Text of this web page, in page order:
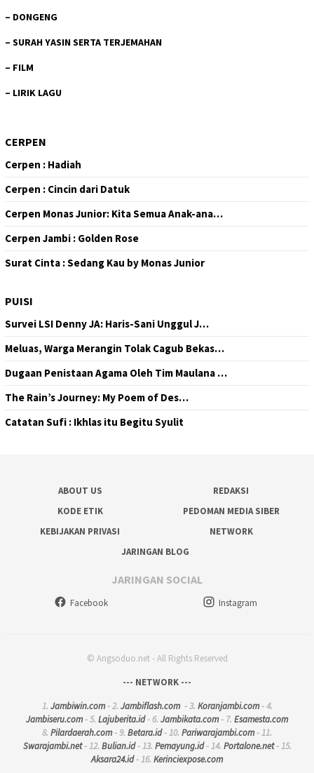
– DONGENG
– SURAH YASIN SERTA TERJEMAHAN
– FILM
– LIRIK LAGU
CERPEN
Cerpen : Hadiah
Cerpen : Cincin dari Datuk
Cerpen Monas Junior: Kita Semua Anak-ana…
Cerpen Jambi : Golden Rose
Surat Cinta : Sedang Kau by Monas Junior
PUISI
Survei LSI Denny JA: Haris-Sani Unggul J…
Meluas, Warga Merangin Tolak Cagub Bekas…
Dugaan Penistaan Agama Oleh Tim Maulana …
The Rain’s Journey: My Poem of Des…
Catatan Sufi : Ikhlas itu Begitu Syulit
ABOUT US
REDAKSI
KODE ETIK
PEDOMAN MEDIA SIBER
KEBIJAKAN PRIVASI
NETWORK
JARINGAN BLOG
JARINGAN SOCIAL
Facebook Instagram
© Angsoduo.net - All Rights Reserved
--- NETWORK ---
1. Jambiwin.com- 2. Jambiflash.com- 3. Koranjambi.com- 4.
Jambiseru.com- 5. Lajuberita.id- 6. Jambikata.com- 7. Esamesta.com
8. Pilardaerah.com- 9. Betara.id- 10. Pariwarajambi.com- 11.
Swarajambi.net- 12. Bulian.id- 13. Pemayung.id- 14. Portalone.net- 15.
Aksara24.id- 16. Kerinciexpose.com